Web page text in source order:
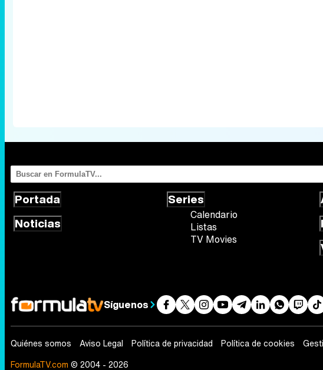
Portada
Noticias
Series
Calendario
Listas
TV Movies
Síguenos
Quiénes somos Aviso Legal Política de privacidad Política de cookies
FormulaTV.com © 2004 - 2026